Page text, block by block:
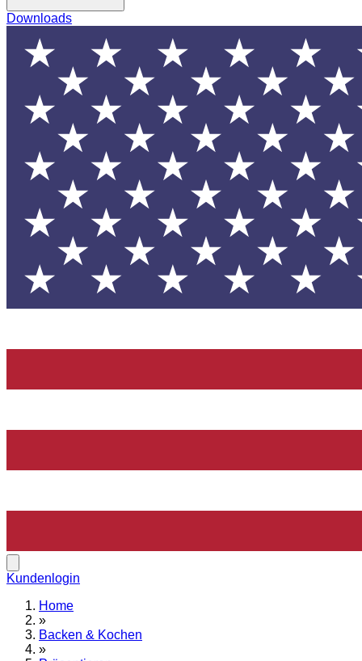
Downloads
Kundenlogin
Home
»
Backen & Kochen
»